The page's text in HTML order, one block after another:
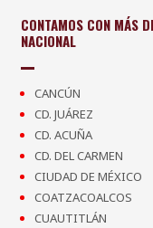
CONTAMOS CON MÁS
NACIONAL
CANCÚN
CD. JUÁREZ
CD. ACUÑA
CD. DEL CARMEN
CIUDAD DE MÉXICO
COATZACOALCOS
CUAUTITLÁN